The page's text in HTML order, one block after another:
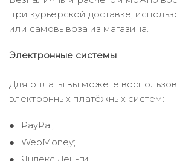
при курьерской доставке,
или самовывоза из магазина.
Электронные системы
Для оплаты вы можете
электронных платёжных систем:
PayPal;
WebMoney;